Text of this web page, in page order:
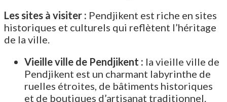
Les sites à visiter : Pendjikent est riche en sites
historiques et culturels qui reflètent l’héritage
de la ville.
Vieille ville de Pendjikent : la vieille ville de
Pendjikent est un charmant labyrinthe de
ruelles étroites, de bâtiments historiques
et de boutiques d’artisanat traditionnel.